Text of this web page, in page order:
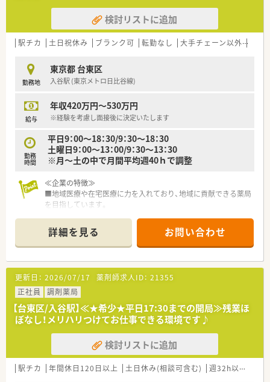
検討リストに追加
駅チカ 土日祝休み ブランク可 転勤なし 大手チェーン以外
勤務地
東京都 台東区
入谷駅 (東京メトロ日比谷線)
給与
年収420万円～530万円
※経験を考慮し面接後に決定いたします
勤務
時間
平日9：00～18：30/9：30～18：30
土曜日9：00～13：00/9：30～13：30
※月～土の中で月間平均週40ｈで調整
≪企業の特徴≫
■地域医療や在宅医療に力を入れており、地域に貢献できる薬局
を目指しています。
大きな異動や転勤などはなく、腰を据えて長期的にご勤務できま
す。
≪研修体制≫
■月1回メーカー主催で勉強会があり、自身のスキルアップを目
指せる環境です！
■小児科・内科・皮膚科等勉強できる処方箋ばかりで、薬剤師とし
てスキルを磨ける環境です。
≪こんな薬局です≫
■入谷駅より徒歩1分と駅から近く通勤が便利です！
■常時3名体制の店舗で、事務も1名いるためスムーズに業務を
行える環境です♪
■近くには公園や小学校があり、お子様の健康に携われる環境で
詳細を見る お問い合わせ
更新日： 2026/07/17 薬剤師求人ID： 21355
正社員
調剤薬局
【台東区/入谷駅】≪★希少★平日17:30までの開局≫残業ほ
ぼなし！メリハリつけてお仕事できる環境です♪
検討リストに追加
駅チカ 年間休日120日以上 土日休み(相談可含む) 週32h以上